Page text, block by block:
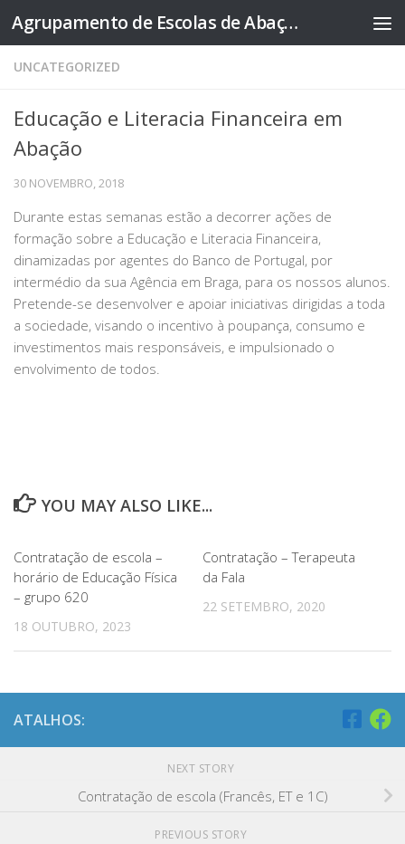
Skip to content Agrupamento de Escolas de Abação
UNCATEGORIZED
Educação e Literacia Financeira em
Abação
30 NOVEMBRO, 2018
Durante estas semanas estão a decorrer ações de
formação sobre a Educação e Literacia Financeira,
dinamizadas por agentes do Banco de Portugal, por
intermédio da sua Agência em Braga, para os nossos alunos.
Pretende-se desenvolver e apoiar iniciativas dirigidas a toda
a sociedade, visando o incentivo à poupança, consumo e
investimentos mais responsáveis, e impulsionado o
envolvimento de todos.
YOU MAY ALSO LIKE...
Contratação de escola –
horário de Educação Física
– grupo 620
18 OUTUBRO, 2023
Contratação – Terapeuta
da Fala
22 SETEMBRO, 2020
ATALHOS:
NEXT STORY
Contratação de escola (Francês, ET e 1C)
PREVIOUS STORY